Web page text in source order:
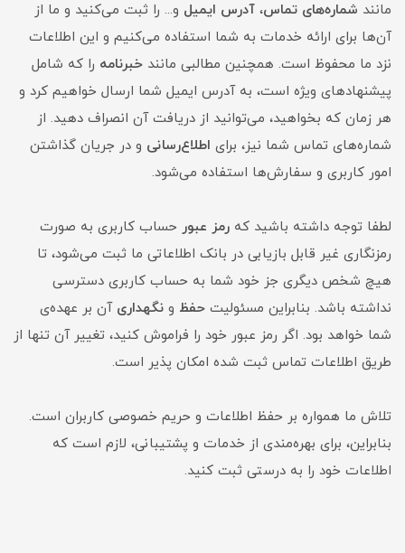
مانند شماره‌های تماس، آدرس ایمیل و... را ثبت می‌کنید و ما از
آن‌ها برای ارائه خدمات به شما استفاده می‌کنیم و این اطلاعات
نزد ما محفوظ است. همچنین مطالبی مانند خبرنامه را که شامل
پیشنهادهای ویژه است، به آدرس ایمیل شما ارسال خواهیم کرد و
هر زمان که بخواهید، می‌توانید از دریافت آن انصراف دهید. از
شماره‌های تماس شما نیز، برای اطلاع‌رسانی و در جریان گذاشتن
امور کاربری و سفارش‌ها استفاده می‌شود.
لطفا توجه داشته باشید که رمز عبور حساب کاربری به صورت
رمزنگاری غیر قابل بازیابی در بانک اطلاعاتی ما ثبت می‌شود، تا
هیچ شخص دیگری جز خود شما به حساب کاربری دسترسی
نداشته باشد. بنابراین مسئولیت حفظ و نگهداری آن بر عهده‌ی
شما خواهد بود. اگر رمز عبور خود را فراموش کنید، تغییر آن تنها از
طریق اطلاعات تماس ثبت شده امکان پذیر است.
تلاش ما همواره بر حفظ اطلاعات و حریم خصوصی کاربران است.
بنابراین، برای بهره‌مندی از خدمات و پشتیبانی، لازم است که
اطلاعات خود را به درستی ثبت کنید.